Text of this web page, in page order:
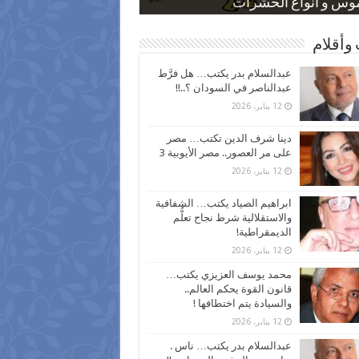
و أنواع الحشرات
بعد ارتفاع الأسعار
نسبة الطلاق في مصر
كاركاتيرية
كاركاتيرية
وأقلام
عبدالسلام بدر يكتب… هل فرَّط
عبدالناصر في السودان ؟..!!
12 يناير، 2026
دينا شرف الدين تكتب… مصر
على مر العصور.. مصر الأيوبية 3
12 يناير، 2026
ابراهيم الصياد يكتب… الشفافية
والاستقلالية شرط نجاح تعلُّم
الديمقراطية!
12 يناير، 2026
محمد يوسف العزيزي يكتب…
قانون القوة يحكم العالم..
والسيادة يتم اختطافها !
12 يناير، 2026
عبدالسلام بدر يكتب… ناس .